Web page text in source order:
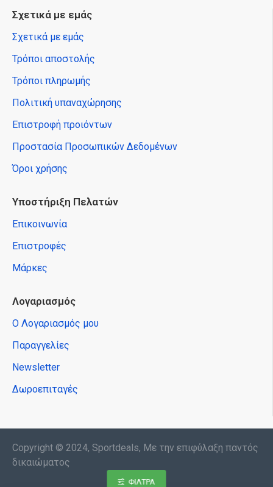
Σχετικά με εμάς
Σχετικά με εμάς
Τρόποι αποστολής
Τρόποι πληρωμής
Πολιτική υπαναχώρησης
Επιστροφή προιόντων
Προστασία Προσωπικών Δεδομένων
Όροι χρήσης
Υποστήριξη Πελατών
Επικοινωνία
Επιστροφές
Μάρκες
Λογαριασμός
Ο Λογαριασμός μου
Παραγγελίες
Newsletter
Δωροεπιταγές
Copyright © 2024, Sportdeals, Με την επιφύλαξη παντός
δικαιώματος
ΦΊΛΤΡΑ